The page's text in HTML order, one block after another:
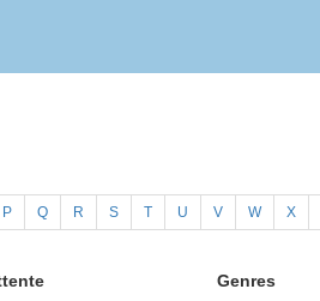
P Q R S T U V W X
Genres